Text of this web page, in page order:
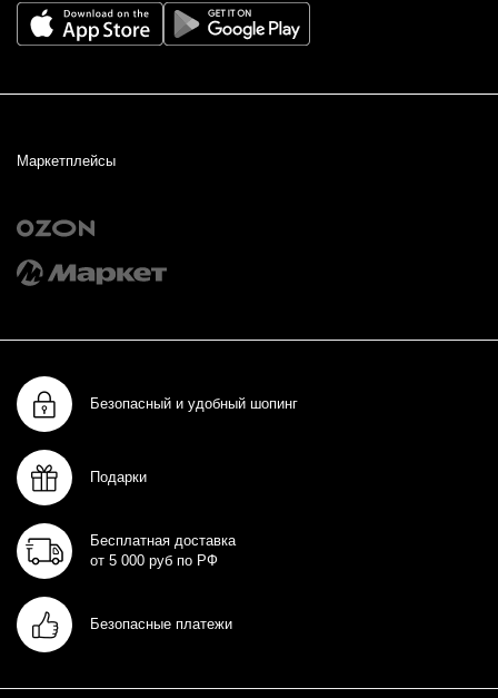
Маркетплейсы
Безопасный и удобный шопинг
Подарки
Бесплатная доставка
от 5 000 руб по РФ
Безопасные платежи